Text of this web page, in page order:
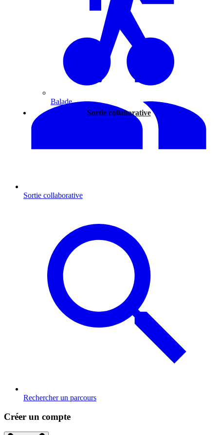
Balade
Sortie collaborative
Sortie collaborative
Rechercher un parcours
Créer un compte